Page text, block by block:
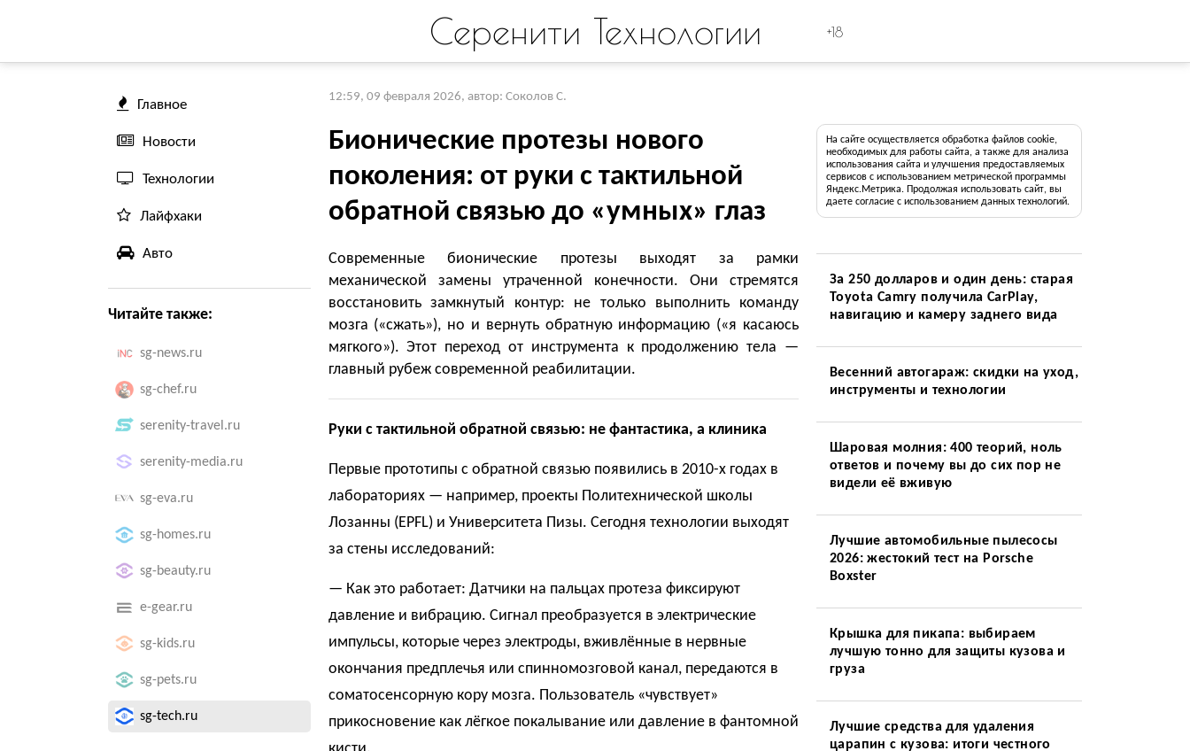
Серенити Технологии +18
Главное
Новости
Технологии
Лайфхаки
Авто
Читайте также:
sg-news.ru
sg-chef.ru
serenity-travel.ru
serenity-media.ru
sg-eva.ru
sg-homes.ru
sg-beauty.ru
e-gear.ru
sg-kids.ru
sg-pets.ru
sg-tech.ru
12:59, 09 февраля 2026, автор: Соколов С.
Бионические протезы нового
поколения: от руки с тактильной
обратной связью до «умных» глаз
Современные бионические протезы выходят за рамки
механической замены утраченной конечности. Они стремятся
восстановить замкнутый контур: не только выполнить команду
мозга («сжать»), но и вернуть обратную информацию («я касаюсь
мягкого»). Этот переход от инструмента к продолжению тела —
главный рубеж современной реабилитации.
Руки с тактильной обратной связью: не фантастика, а клиника
Первые прототипы с обратной связью появились в 2010-х годах в
лабораториях — например, проекты Политехнической школы
Лозанны (EPFL) и Университета Пизы. Сегодня технологии выходят
за стены исследований:
— Как это работает: Датчики на пальцах протеза фиксируют
давление и вибрацию. Сигнал преобразуется в электрические
импульсы, которые через электроды, вживлённые в нервные
окончания предплечья или спинномозговой канал, передаются в
соматосенсорную кору мозга. Пользователь «чувствует»
прикосновение как лёгкое покалывание или давление в фантомной
На сайте осуществляется обработка файлов cookie,
необходимых для работы сайта, а также для анализа
использования сайта и улучшения предоставляемых
сервисов с использованием метрической программы
Яндекс.Метрика. Продолжая использовать сайт, вы
даете согласие с использованием данных технологий.
За 250 долларов и один день: старая
Toyota Camry получила CarPlay,
навигацию и камеру заднего вида
Весенний автогараж: скидки на уход,
инструменты и технологии
Шаровая молния: 400 теорий, ноль
ответов и почему вы до сих пор не
видели её вживую
Лучшие автомобильные пылесосы
2026: жестокий тест на Porsche
Boxster
Крышка для пикапа: выбираем
лучшую тонно для защиты кузова и
груза
Лучшие средства для удаления
царапин с кузова: итоги честного